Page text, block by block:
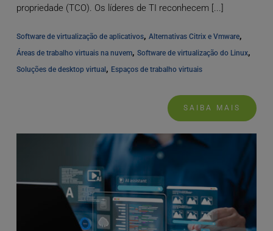
propriedade (TCO). Os líderes de TI reconhecem [...]
Software de virtualização de aplicativos, Alternativas Citrix e Vmware
Áreas de trabalho virtuais na nuvem, Software de virtualização do Linux
Soluções de desktop virtual , Espaços de trabalho virtuais
SAIBA MAIS